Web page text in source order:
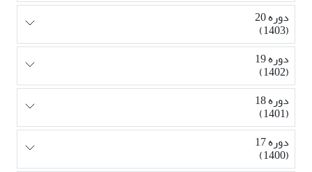
دوره 20
(1403)
دوره 19
(1402)
دوره 18
(1401)
دوره 17
(1400)